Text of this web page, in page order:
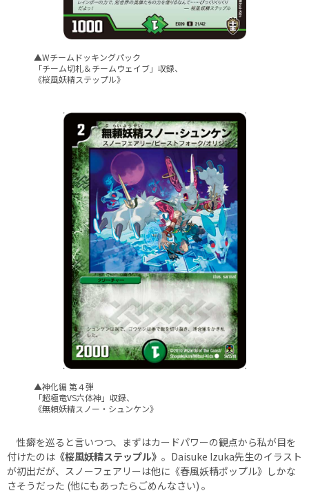
▲Wチームドッキングパック
「チーム切札＆チームウェイブ」収録、
《桜風妖精ステップル》
▲神化編 第４弾
「超極竜VS六体神」収録、
《無頼妖精スノー・シュンケン》
性癖を巡ると言いつつ、まずはカードパワーの観点から私が目を
付けたのは 《桜風妖精ステップル》 。Daisuke Izuka先生のイラスト
が初出だが、スノーフェアリーは他に《春風妖精ポップル》しかな
さそうだった (他にもあったらごめんなさい) 。